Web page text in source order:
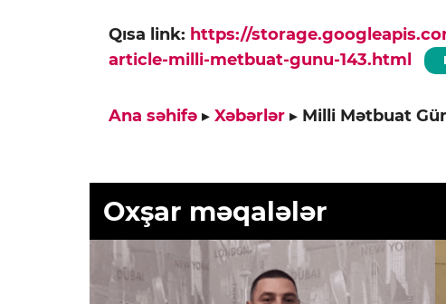
Qısa link: https://
article-milli-metbuat-gunu-143.html
Ana səhifə ▸ Xəbərlər ▸ Milli Mətbuat
Oxşar məqalələr